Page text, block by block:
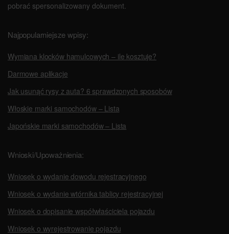
pobrać spersonalizowany dokument.
Najpopularniejsze wpisy:
Wymiana klocków hamulcowych – ile kosztuje?
Darmowe aplikacje
Jak usunąć rysy z auta? 6 sprawdzonych sposobów
Włoskie marki samochodów – Lista
Japońskie marki samochodów – Lista
Wnioski/Upoważnienia:
Wniosek o wydanie dowodu rejestracyjnego
Wniosek o wydanie wtórnika tablicy rejestracyjnej
Wniosek o dopisanie współwłaściciela pojazdu
Wniosek o wyrejestrowanie pojazdu